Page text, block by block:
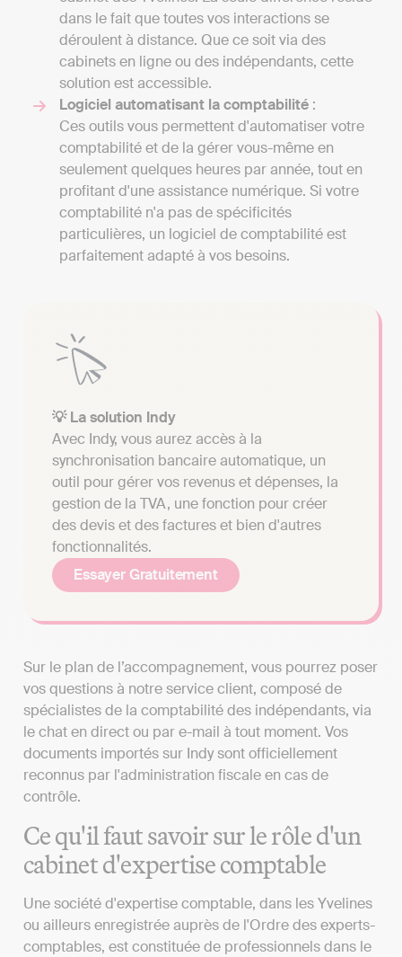
dans le fait que toutes vos interactions se
déroulent à distance. Que ce soit via des
cabinets en ligne ou des indépendants, cette
solution est accessible.
Logiciel automatisant la comptabilité :
Ces outils vous permettent d'automatiser votre
comptabilité et de la gérer vous-même en
seulement quelques heures par année, tout en
profitant d'une assistance numérique. Si votre
comptabilité n'a pas de spécificités
particulières, un logiciel de comptabilité est
parfaitement adapté à vos besoins.
💡 La solution Indy
Avec Indy, vous aurez accès à la
synchronisation bancaire automatique, un
outil pour gérer vos revenus et dépenses, la
gestion de la TVA, une fonction pour créer
des devis et des factures et bien d'autres
fonctionnalités.
Essayer Gratuitement
Sur le plan de l’accompagnement, vous pourrez poser
vos questions à notre service client, composé de
spécialistes de la comptabilité des indépendants, via
le chat en direct ou par e-mail à tout moment. Vos
documents importés sur Indy sont officiellement
reconnus par l'administration fiscale en cas de
contrôle.
Ce qu'il faut savoir sur le rôle d'un
cabinet d'expertise comptable
Une société d'expertise comptable, dans les Yvelines
ou ailleurs enregistrée auprès de l'Ordre des experts-
comptables, est constituée de professionnels dans le